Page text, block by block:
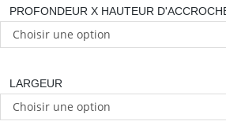
PROFONDEUR X HAUTEUR
Choisir une option
LARGEUR
Choisir une option